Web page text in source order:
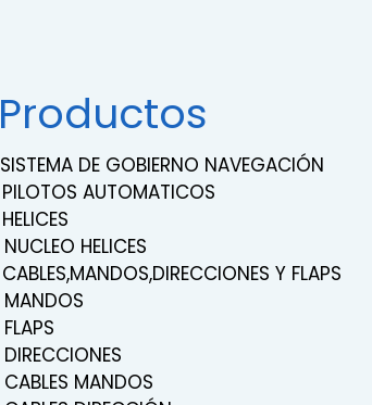
Productos
SISTEMA DE GOBIERNO NAVEGACIÓN
PILOTOS AUTOMATICOS
HELICES
NUCLEO HELICES
CABLES,MANDOS,DIRECCIONES Y FLAPS
MANDOS
FLAPS
DIRECCIONES
CABLES MANDOS